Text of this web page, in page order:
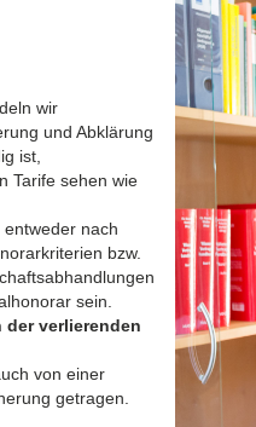
wir
und Abklärung
ist,
Tarife sehen wie
nach
bzw.
sein.
verlierenden
von einer
getragen.